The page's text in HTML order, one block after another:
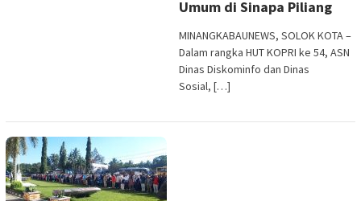
Umum di Sinapa Piliang
MINANGKABAUNEWS, SOLOK KOTA –
Dalam rangka HUT KOPRI ke 54, ASN
Dinas Diskominfo dan Dinas
Sosial, […]